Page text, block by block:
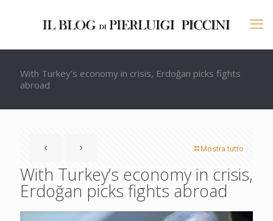
With Turkey’s economy in crisis, Erdoğan picks fights
abroad
Mostra tutto
With Turkey’s economy in crisis,
Erdoğan picks fights abroad